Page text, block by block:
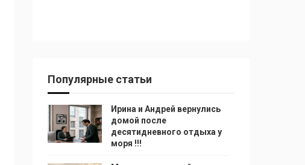
Популярные статьи
Ирина и Андрей вернулись
домой после
десятидневного отдыха у
моря !!!